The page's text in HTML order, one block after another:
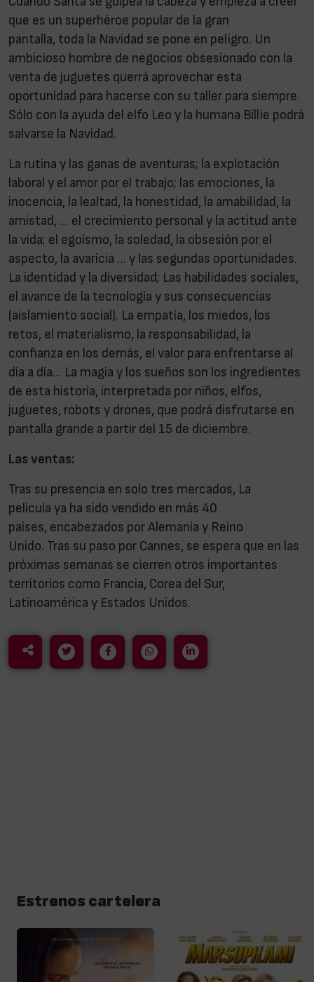
que es un superhéroe popular de la gran
pantalla, toda la Navidad se pone en peligro. Un
ambicioso hombre de negocios obsesionado con la
venta de juguetes querrá aprovechar esta
oportunidad para hacerse con su taller para siempre.
Sólo con la ayuda del elfo Leo y la humana Billie podrá
salvarse la Navidad.
La rutina y las ganas de aventuras; la explotación
laboral y el amor por el trabajo; las emociones, la
inocencia, la lealtad, la honestidad, la amabilidad, la
amistad, … el crecimiento personal y la actitud ante
la vida; el egoísmo, la soledad, la obsesión por el
aspecto, la avaricia … y las segundas oportunidades.
La identidad y la diversidad; Las habilidades sociales,
el avance de la tecnología y sus consecuencias
(aislamiento social). La empatía, los miedos, los
retos, el materialismo, la responsabilidad, la
confianza en los demás, el valor para enfrentarse al
día a día… La magia y los sueños son los ingredientes
de esta historia, interpretada por niños, elfos,
juguetes, robots y drones, que podrá disfrutarse en
pantalla grande a partir del 15 de diciembre.
Las ventas:
Tras su presencia en solo tres mercados, La
película ya ha sido vendido en más 40
países, encabezados por Alemania y Reino
Unido. Tras su paso por Cannes, se espera que en las
próximas semanas se cierren otros importantes
territorios como Francia, Corea del Sur,
Latinoamérica y Estados Unidos.
Estrenos cartelera